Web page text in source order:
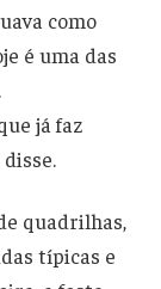
como
é uma das
já faz
quadrilhas,
típicas e